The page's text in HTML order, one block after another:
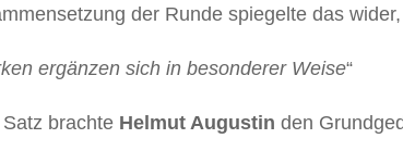
der Runde spiegelte das
ergänzen sich in besonderer Weise“
brachte Helmut Augustin den